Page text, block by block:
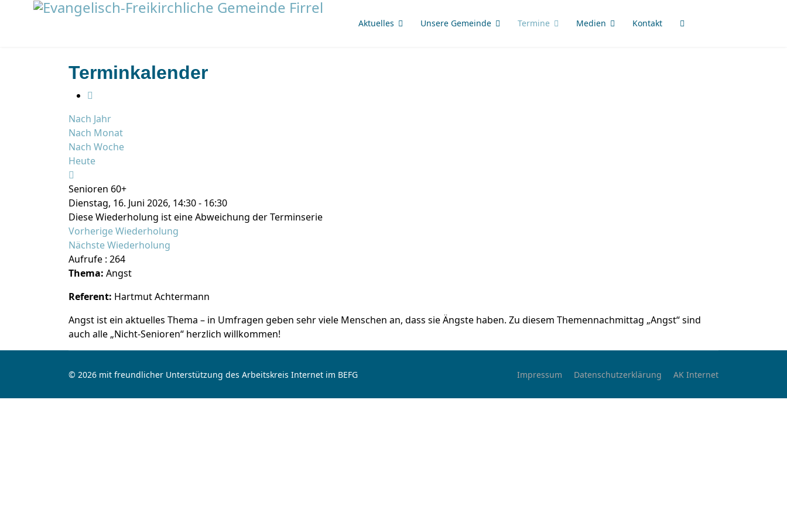
Aktuelles Unsere Gemeinde Termine Medien Kontakt
Terminkalender
Nach Jahr
Nach Monat
Nach Woche
Heute
Senioren 60+
Dienstag, 16. Juni 2026, 14:30 - 16:30
Diese Wiederholung ist eine Abweichung der Terminserie
Vorherige Wiederholung
Nächste Wiederholung
Aufrufe : 264
Thema: Angst
Referent: Hartmut Achtermann
Angst ist ein aktuelles Thema – in Umfragen geben sehr viele Menschen an, dass sie Ängste haben. Zu diesem Themennachmittag „Angst“ sind
auch alle „Nicht-Senioren“ herzlich willkommen!
© 2026 mit freundlicher Unterstützung des Arbeitskreis Internet im BEFG Impressum Datenschutzerklärung AK Internet